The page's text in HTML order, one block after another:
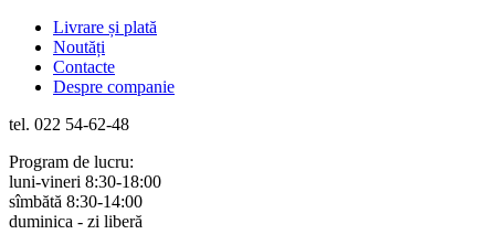
Livrare și plată
Noutăți
Contacte
Despre companie
tel. 022 54-62-48
Program de lucru:
luni-vineri 8:30-18:00
sîmbătă 8:30-14:00
duminica - zi liberă